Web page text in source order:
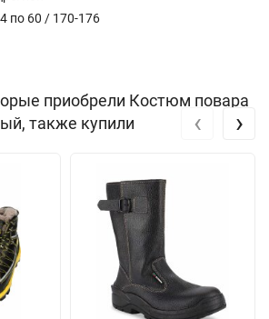
по 60 / 170-176
приобрели Костюм повара
также купили
‹ ›